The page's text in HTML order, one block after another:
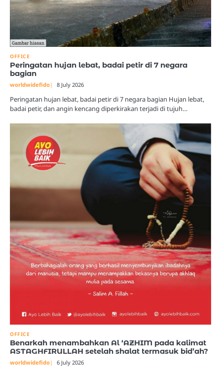
OFFICE
Peringatan hujan lebat, badai petir di 7 negara
bagian
worldwidefido 8 July 2026
Peringatan hujan lebat, badai petir di 7 negara bagian Hujan lebat,
badai petir, dan angin kencang diperkirakan terjadi di tujuh…
OFFICE
Benarkah menambahkan Al ‘AZHIM pada kalimat
ASTAGHFIRULLAH setelah shalat termasuk bid’ah?
worldwidefido 6 July 2026